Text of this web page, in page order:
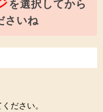
を選択してから
さいね
ださい。